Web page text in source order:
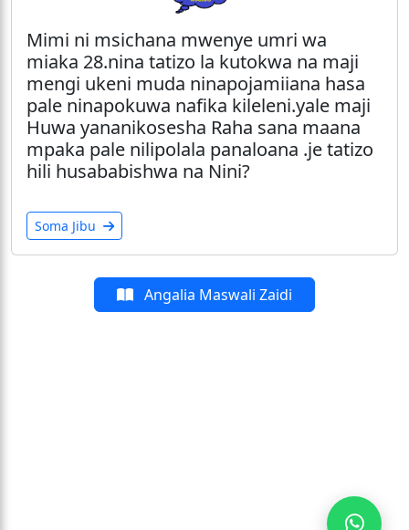
Mimi ni msichana mwenye umri wa
miaka 28.nina tatizo la kutokwa na maji
mengi ukeni muda ninapojamiiana hasa
pale ninapokuwa nafika kileleni.yale maji
Huwa yananikosesha Raha sana maana
mpaka pale nilipolala panaloana .je tatizo
hili husababishwa na Nini?
Soma Jibu
Angalia Maswali Zaidi